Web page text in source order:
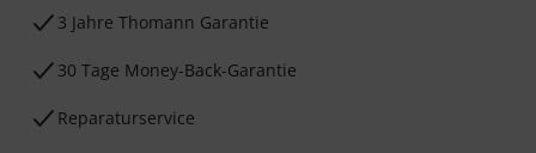
3 Jahre Thomann Garantie
30 Tage Money-Back-Garantie
Reparaturservice